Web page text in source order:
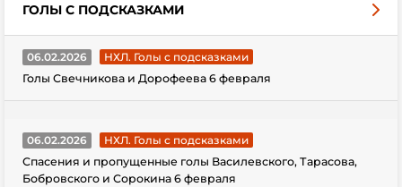
ГОЛЫ С ПОДСКАЗКАМИ
06.02.2026
НХЛ. Голы с подсказками
Голы Свечникова и Дорофеева 6 февраля
06.02.2026
НХЛ. Голы с подсказками
Спасения и пропущенные голы Василевского, Тарасова,
Бобровского и Сорокина 6 февраля